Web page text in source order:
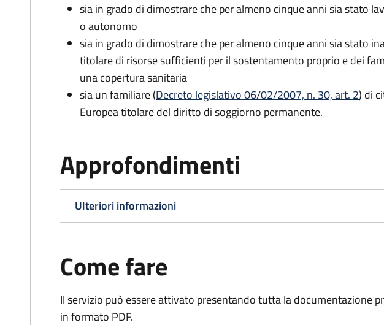
sia in grado di dimostrare che per almeno cinque anni sia stato
o autonomo
sia in grado di dimostrare che per almeno cinque anni sia stato
titolare di risorse sufficienti per il sostentamento proprio e dei
una copertura sanitaria
sia un familiare (Decreto legislativo 06/02/2007, n. 30, art. 2) di
Europea titolare del diritto di soggiorno permanente.
Approfondimenti
Ulteriori informazioni
Come fare
Il servizio può essere attivato presentando tutta la documentazione
in formato PDF.